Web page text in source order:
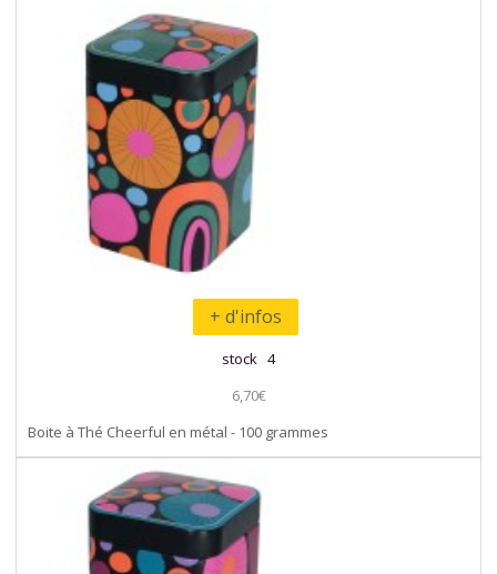
+ d'infos
stock 4
6,70€
Boite à Thé Cheerful en métal - 100 grammes